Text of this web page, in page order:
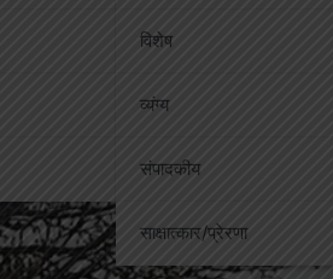
विशेष
व्यंग्य
संपादकीय
साक्षात्कार/प्रेरणा